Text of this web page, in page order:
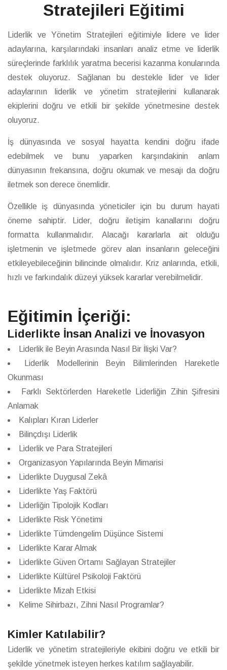
Stratejileri Eğitimi
Liderlik ve Yönetim Stratejileri eğitimiyle lidere ve lider
adaylarına, karşılarındaki insanları analiz etme ve liderlik
süreçlerinde farklılık yaratma becerisi kazanma konularında
destek oluyoruz. Sağlanan bu destekle lider ve lider
adaylarının liderlik ve yönetim stratejilerini kullanarak
ekiplerini doğru ve etkili bir şekilde yönetmesine destek
oluyoruz.
İş dünyasında ve sosyal hayatta kendini doğru ifade
edebilmek ve bunu yaparken karşındakinin anlam
dünyasının frekansına, doğru okumak ve mesajı da doğru
iletmek son derece önemlidir.
Özellikle iş dünyasında yöneticiler için bu durum hayati
öneme sahiptir. Lider, doğru iletişim kanallarını doğru
formatta kullanmalıdır. Alacağı kararlarla ait olduğu
işletmenin ve işletmede görev alan insanların geleceğini
etkileyebileceğinin bilincinde olmalıdır. Kriz anlarında, etkili,
hızlı ve farkındalık düzeyi yüksek kararlar verebilmelidir.
Eğitimin İçeriği:
Liderlikte İnsan Analizi ve İnovasyon
Liderlik ile Beyin Arasında Nasıl Bir İlişki Var?
Liderlik Modellerinin Beyin Bilimlerinden Hareketle
Okunması
Farklı Sektörlerden Hareketle Liderliğin Zihin Şifresini
Anlamak
Kalıpları Kıran Liderler
Bilinçdışı Liderlik
Liderlik ve Para Stratejileri
Organizasyon Yapılarında Beyin Mimarisi
Liderlikte Duygusal Zekâ
Liderlikte Yaş Faktörü
Liderliğin Tipolojik Kodları
Liderlikte Risk Yönetimi
Liderlikte Tümdengelim Düşünce Sistemi
Liderlikte Karar Almak
Liderlikte Güven Ortamı Sağlayan Stratejiler
Liderlikte Kültürel Psikoloji Faktörü
Liderlikte Mizah Etkisi
Kelime Sihirbazı, Zihni Nasıl Programlar?
Kimler Katılabilir?
Liderlik ve yönetim stratejileriyle ekibini doğru ve etkili bir
şekilde yönetmek isteyen herkes katılım sağlayabilir.